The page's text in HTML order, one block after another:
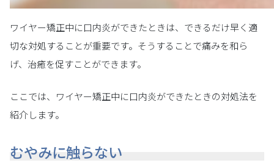
ワイヤー矯正中に口内炎ができたときは、できるだけ早く適
切な対処することが重要です。そうすることで痛みを和ら
げ、治癒を促すことができます。
ここでは、ワイヤー矯正中に口内炎ができたときの対処法を
紹介します。
むやみに触らない